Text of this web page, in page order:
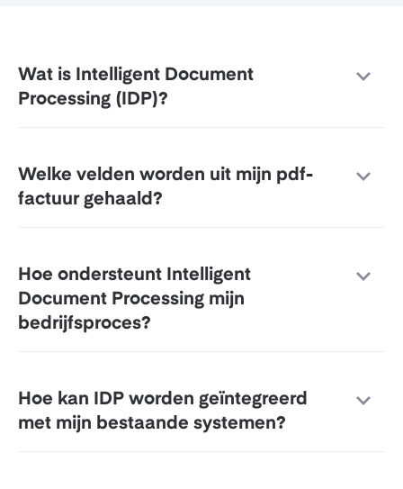
Wat is Intelligent Document
Processing (IDP)?
Welke velden worden uit mijn pdf-
factuur gehaald?
Hoe ondersteunt Intelligent
Document Processing mijn
bedrijfsproces?
Hoe kan IDP worden geïntegreerd
met mijn bestaande systemen?